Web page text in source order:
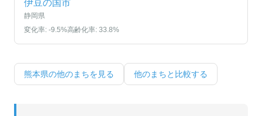
伊豆の国市
静岡県
変化率: -9.5%高齢化率: 33.8%
熊本県の他のまちを見る 他のまちと比較する